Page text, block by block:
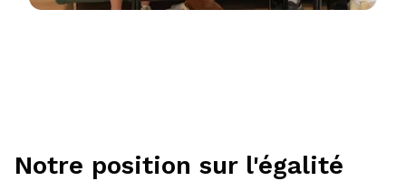
Notre position sur l'égalité